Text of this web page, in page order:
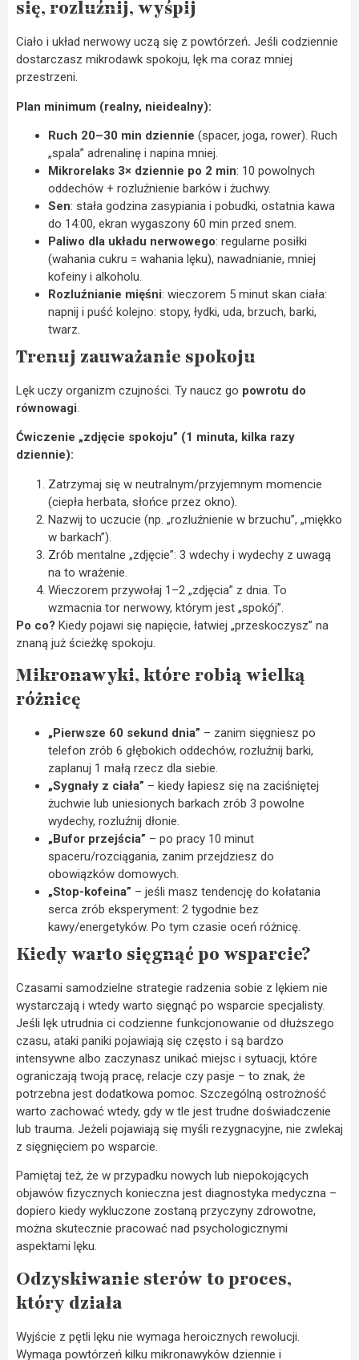
się, rozluźnij, wyśpij
Ciało i układ nerwowy uczą się z powtórzeń. Jeśli codziennie
dostarczasz mikrodawk spokoju, lęk ma coraz mniej
przestrzeni.
Plan minimum (realny, nieidealny):
Ruch 20–30 min dziennie (spacer, joga, rower). Ruch
„spala” adrenalinę i napina mniej.
Mikrorelaks 3× dziennie po 2 min: 10 powolnych
oddechów + rozluźnienie barków i żuchwy.
Sen: stała godzina zasypiania i pobudki, ostatnia kawa
do 14:00, ekran wygaszony 60 min przed snem.
Paliwo dla układu nerwowego: regularne posiłki
(wahania cukru = wahania lęku), nawadnianie, mniej
kofeiny i alkoholu.
Rozluźnianie mięśni: wieczorem 5 minut skan ciała:
napnij i puść kolejno: stopy, łydki, uda, brzuch, barki,
twarz.
Trenuj zauważanie spokoju
Lęk uczy organizm czujności. Ty naucz go powrotu do
równowagi.
Ćwiczenie „zdjęcie spokoju” (1 minuta, kilka razy
dziennie):
Zatrzymaj się w neutralnym/przyjemnym momencie
(ciepła herbata, słońce przez okno).
Nazwij to uczucie (np. „rozluźnienie w brzuchu”, „miękko
w barkach”).
Zrób mentalne „zdjęcie”: 3 wdechy i wydechy z uwagą
na to wrażenie.
Wieczorem przywołaj 1–2 „zdjęcia” z dnia. To
wzmacnia tor nerwowy, którym jest „spokój”.
Po co? Kiedy pojawi się napięcie, łatwiej „przeskoczysz” na
znaną już ścieżkę spokoju.
Mikronawyki, które robią wielką
różnicę
„Pierwsze 60 sekund dnia” – zanim sięgniesz po
telefon zrób 6 głębokich oddechów, rozluźnij barki,
zaplanuj 1 małą rzecz dla siebie.
„Sygnały z ciała” – kiedy łapiesz się na zaciśniętej
żuchwie lub uniesionych barkach zrób 3 powolne
wydechy, rozluźnij dłonie.
„Bufor przejścia” – po pracy 10 minut
spaceru/rozciągania, zanim przejdziesz do
obowiązków domowych.
„Stop-kofeina” – jeśli masz tendencję do kołatania
serca zrób eksperyment: 2 tygodnie bez
kawy/energetyków. Po tym czasie oceń różnicę.
Kiedy warto sięgnąć po wsparcie?
Czasami samodzielne strategie radzenia sobie z lękiem nie
wystarczają i wtedy warto sięgnąć po wsparcie specjalisty.
Jeśli lęk utrudnia ci codzienne funkcjonowanie od dłuższego
czasu, ataki paniki pojawiają się często i są bardzo
intensywne albo zaczynasz unikać miejsc i sytuacji, które
ograniczają twoją pracę, relacje czy pasje – to znak, że
potrzebna jest dodatkowa pomoc. Szczególną ostrożność
warto zachować wtedy, gdy w tle jest trudne doświadczenie
lub trauma. Jeżeli pojawiają się myśli rezygnacyjne, nie zwlekaj
z sięgnięciem po wsparcie.
Pamiętaj też, że w przypadku nowych lub niepokojących
objawów fizycznych konieczna jest diagnostyka medyczna –
dopiero kiedy wykluczone zostaną przyczyny zdrowotne,
można skutecznie pracować nad psychologicznymi
aspektami lęku.
Odzyskiwanie sterów to proces,
który działa
Wyjście z pętli lęku nie wymaga heroicznych rewolucji.
Wymaga powtórzeń kilku mikronawyków dziennie i